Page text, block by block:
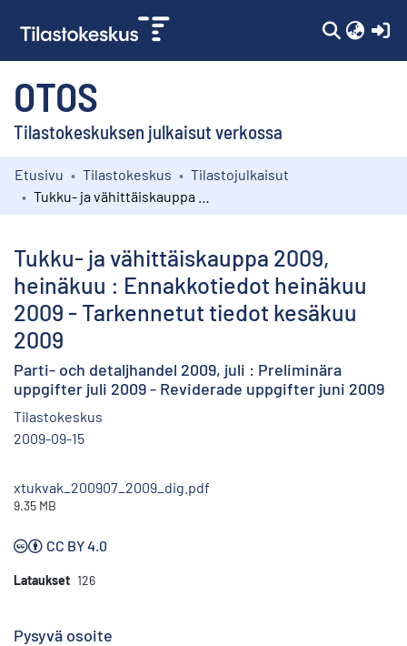
OTOS
Tilastokeskuksen julkaisut verkossa
Kokoelmat
Etusivu Tilastokeskus
Tilastojulkaisut
Tukku- ja vähittäiskauppa 2009,
heinäkuu : Ennakkotiedot heinäkuu
2009 - Tarkennetut tiedot kesäkuu
2009
Parti- och detaljhandel 2009, juli : Preliminära
uppgifter juli 2009 - Reviderade uppgifter juni 2009
Tilastokeskus
2009-09-15
xtukvak_200907_2009_dig.pdf
9.35 MB
CC BY 4.0
Lataukset 126
Pysyvä osoite